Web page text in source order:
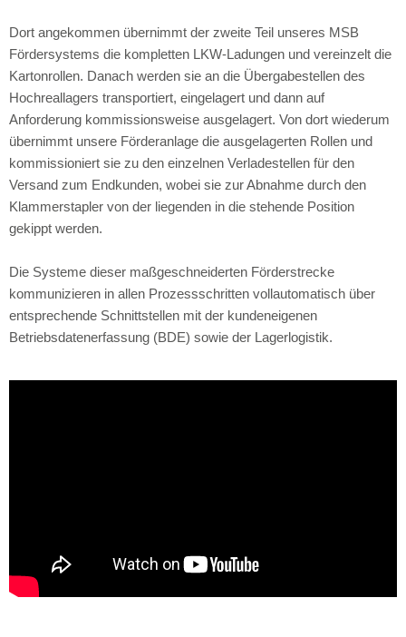
Dort angekommen übernimmt der zweite Teil unseres MSB
Fördersystems die kompletten LKW-Ladungen und vereinzelt die
Kartonrollen. Danach werden sie an die Übergabestellen des
Hochreallagers transportiert, eingelagert und dann auf
Anforderung kommissionsweise ausgelagert. Von dort wiederum
übernimmt unsere Förderanlage die ausgelagerten Rollen und
kommissioniert sie zu den einzelnen Verladestellen für den
Versand zum Endkunden, wobei sie zur Abnahme durch den
Klammerstapler von der liegenden in die stehende Position
gekippt werden.
Die Systeme dieser maßgeschneiderten Förderstrecke
kommunizieren in allen Prozessschritten vollautomatisch über
entsprechende Schnittstellen mit der kundeneigenen
Betriebsdatenerfassung (BDE) sowie der Lagerlogistik.